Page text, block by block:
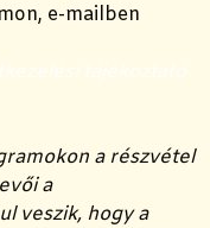
e-mailben
a részvétel
a
veszik, hogy a